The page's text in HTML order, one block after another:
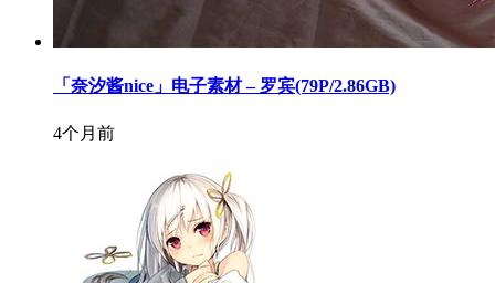
「奈汐酱nice」电子素材 – 罗宾(79P/2.86GB)
4个月前